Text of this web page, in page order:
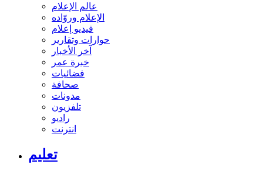
عالم الإعلام
الإعلام وروّاده
فيديو إعلام
حوارات وتقارير
آخر الأخبار
خبرة عمر
فضائيات
صحافة
مدونات
تلفزيون
راديو
انترنت
تعليم